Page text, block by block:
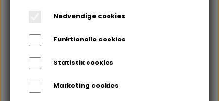
ANSIGT
FOUNDATION
BLUSH
BRYN
GEL
ØJNE
HUDPLEJE
ØJENCREME
HÅRPLEJE
SHAMPOO
Nødvendige cookies
Funktionelle cookies
Statistik cookies
Marketing cookies